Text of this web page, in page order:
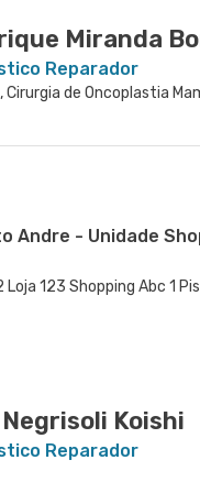
Miranda
Reparador
Cirurgia de Oncoplastia
Andre - Unidade
123 Shopping Abc 1
Koishi
Reparador